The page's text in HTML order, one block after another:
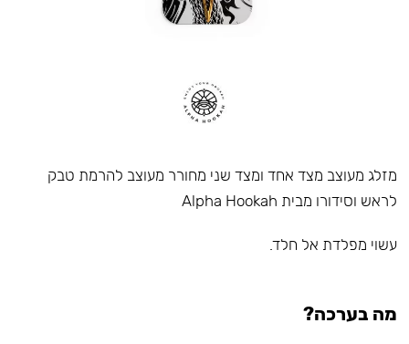
מזלג מעוצב מצד אחד ומצד שני מחורר מעוצב להרמת טבק
לראש וסידורו מבית Alpha Hookah
עשוי מפלדת אל חלד.⠀
מה בערכה?